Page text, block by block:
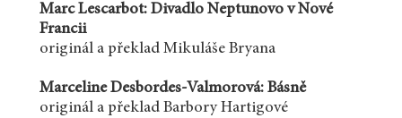
Marc Lescarbot: Divadlo Neptunovo v Nové
Francii
originál a překlad Mikuláše Bryana
Marceline Desbordes-Valmorová: Básně
originál a překlad Barbory Hartigové